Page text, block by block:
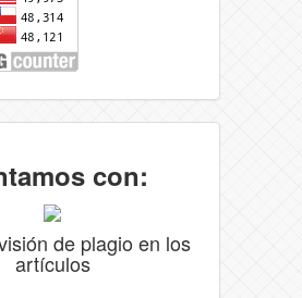
con:
de plagio en los
artículos